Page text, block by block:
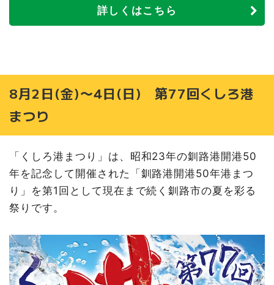
詳しくはこちら
8月2日(金)〜4日(日) 第77回くしろ港
まつり
「くしろ港まつり」は、昭和23年の釧路港開港50
年を記念して開催された「釧路港開港50年港まつ
り」を第1回として現在まで続く釧路市の夏を彩る
祭りです。